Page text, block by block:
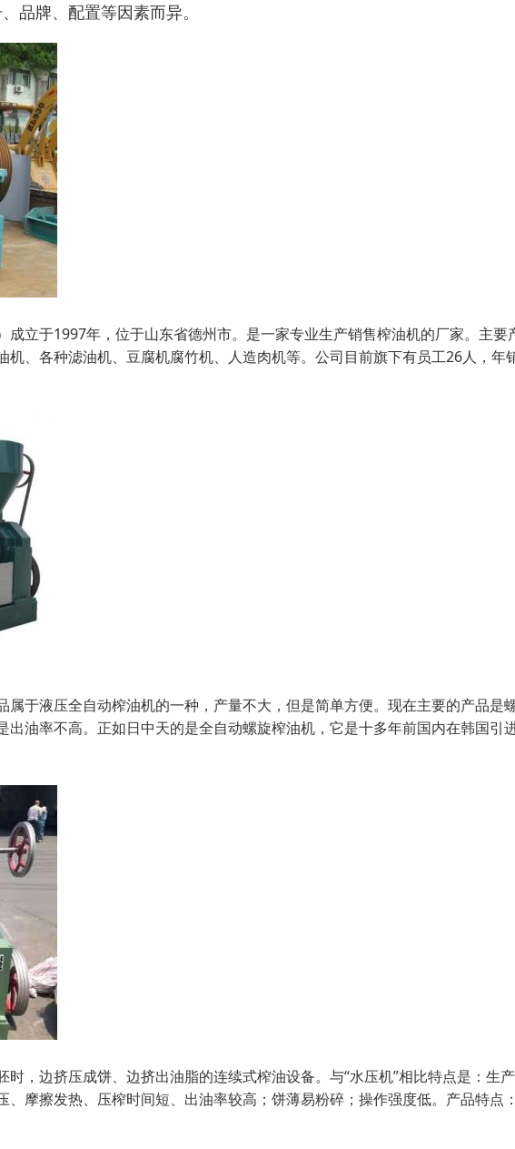
品牌、配置等因素而异。
立于1997年，位于山东省德州市。是一家专业生产销售榨油机的厂家。主要
、各种滤油机、豆腐机腐竹机、人造肉机等。公司目前旗下有员工26人，年
于液压全自动榨油机的一种，产量不大，但是简单方便。现在主要的产品是
油率不高。正如日中天的是全自动螺旋榨油机，它是十多年前国内在韩国引
，边挤压成饼、边挤出油脂的连续式榨油设备。与“水压机”相比特点是：生
摩擦发热、压榨时间短、出油率较高；饼薄易粉碎；操作强度低。产品特点